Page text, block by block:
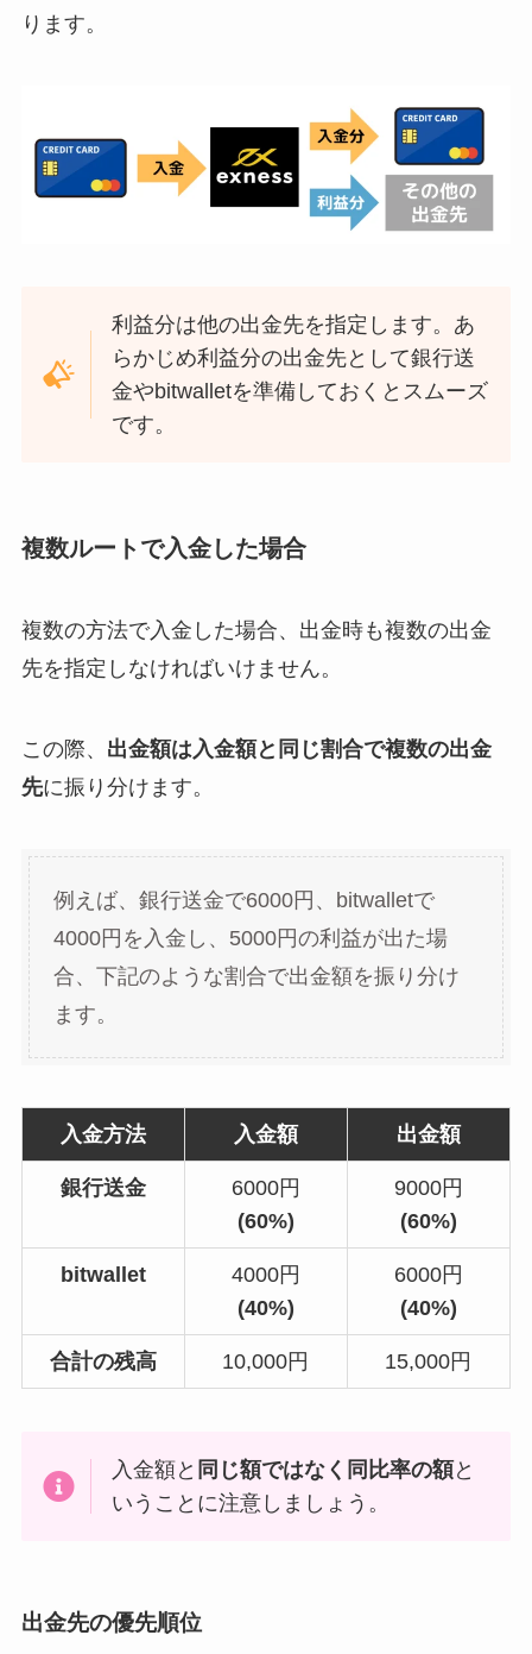
ります。
利益分は他の出金先を指定します。あ
らかじめ利益分の出金先として銀行送
金やbitwalletを準備しておくとスムーズ
です。
複数ルートで入金した場合
複数の方法で入金した場合、出金時も複数の出金
先を指定しなければいけません。
この際、 出金額は入金額と同じ割合で複数の出金
先に振り分けます。
例えば、銀行送金で6000円、bitwalletで
4000円を入金し、5000円の利益が出た場
合、下記のような割合で出金額を振り分け
ます。
入金方法 入金額 出金額
銀行送金
6000円
(60%)
9000円
(60%)
bitwallet
4000円
(40%)
6000円
(40%)
合計の残高 10,000円 15,000円
入金額と 同じ額ではなく同比率の額と
いうことに注意しましょう。
出金先の優先順位